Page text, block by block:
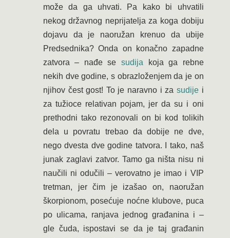
može da ga uhvati. Pa kako bi uhvatili
nekog državnog neprijatelja za koga dobiju
dojavu da je naoružan krenuo da ubije
Predsednika? Onda on konačno zapadne
zatvora – nađe se sudija koja ga rebne
nekih dve godine, s obrazloženjem da je on
njihov čest gost! To je naravno i za sudijei
za tužioce relativan pojam, jer da su i oni
prethodni tako rezonovali on bi kod tolikih
dela u povratu trebao da dobije ne dve,
nego dvesta dve godine tatvora. I tako, naš
junak zaglavi zatvor. Tamo ga ništa nisu ni
naučili ni odučili – verovatno je imao i VIP
tretman, jer čim je izašao on, naoružan
škorpionom, posećuje noćne klubove, puca
po ulicama, ranjava jednog građanina i –
gle čuda, ispostavi se da je taj građanin